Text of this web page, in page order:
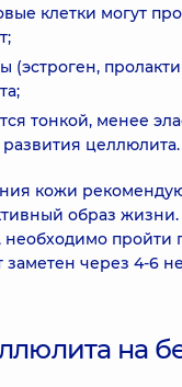
клетки могут
(эстроген,
тонкой, менее
целлюлита.
кожи
образ
необходимо
через 4-6
на